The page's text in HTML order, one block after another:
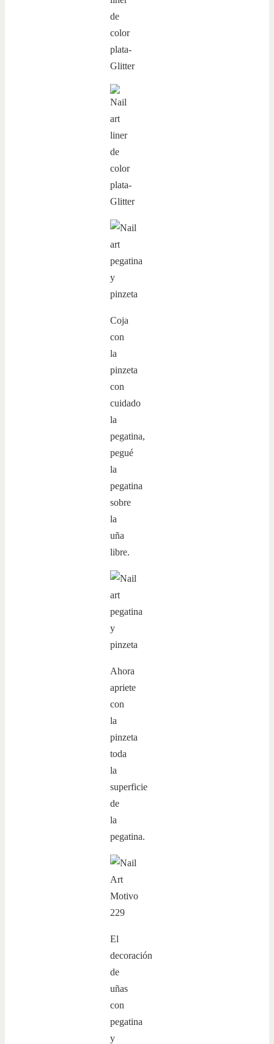
Coja
con
la
pinzeta
con
cuidado
la
pegatina,
pegué
la
pegatina
sobre
la
uña
libre.
Ahora
apriete
con
la
pinzeta
toda
la
superficie
de
la
pegatina.
El
decoración
de
uñas
con
pegatina
y